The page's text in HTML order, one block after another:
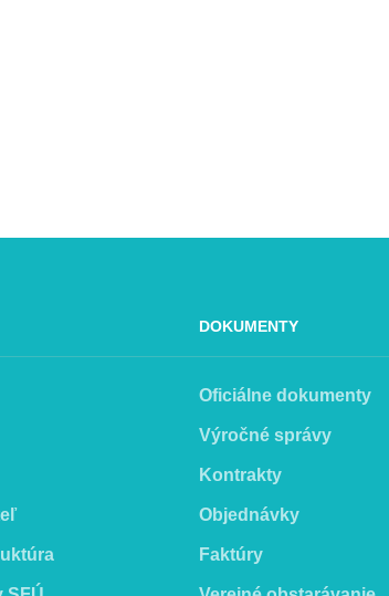
DOKUMENTY
Oficiálne dokumenty
Výročné správy
Kontrakty
Objednávky
Faktúry